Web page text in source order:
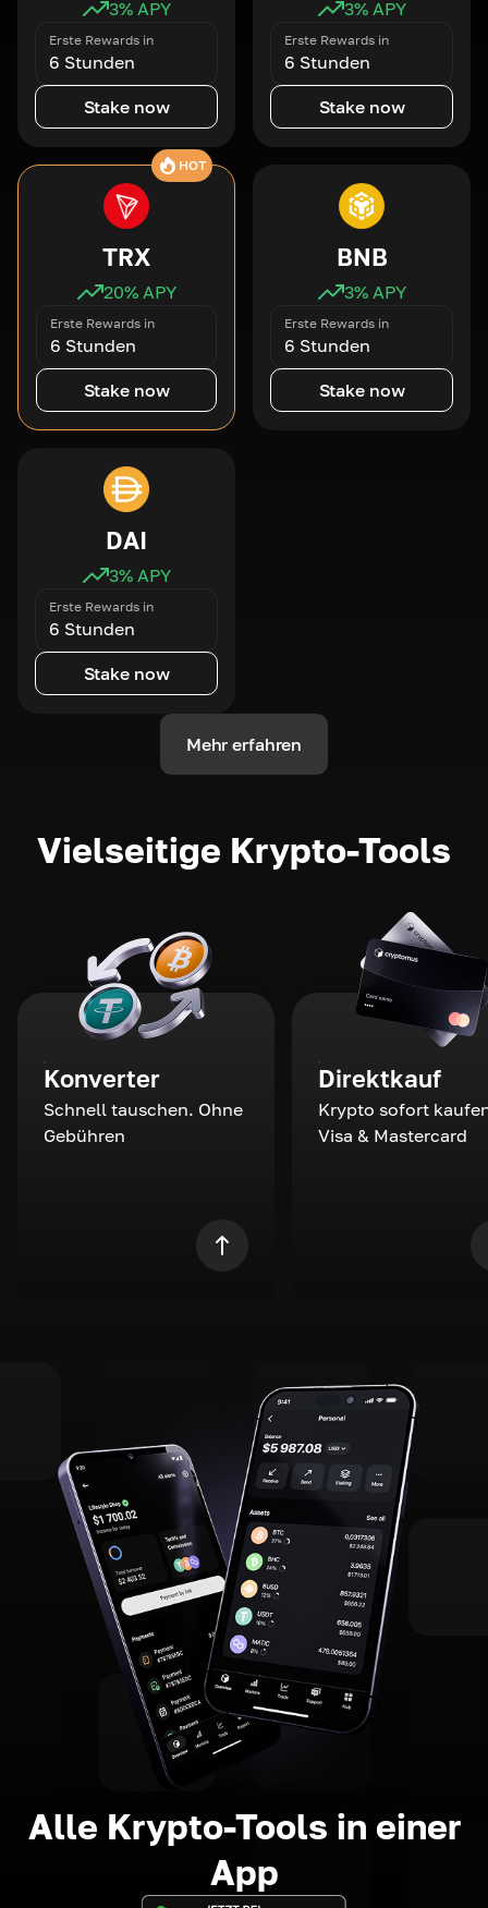
3% APY
Erste Rewards in
6 Stunden
Stake now
3% APY
Erste Rewards in
6 Stunden
Stake now
HOT
TRX
20% APY
Erste Rewards in
6 Stunden
Stake now
BNB
3% APY
Erste Rewards in
6 Stunden
Stake now
DAI
3% APY
Erste Rewards in
6 Stunden
Stake now
Mehr erfahren
Vielseitige Krypto-Tools
Konverter
Schnell tauschen. Ohne
Gebühren
Direktkauf
Krypto sofort
Visa & Mastercard
Alle Krypto-Tools in einer
App